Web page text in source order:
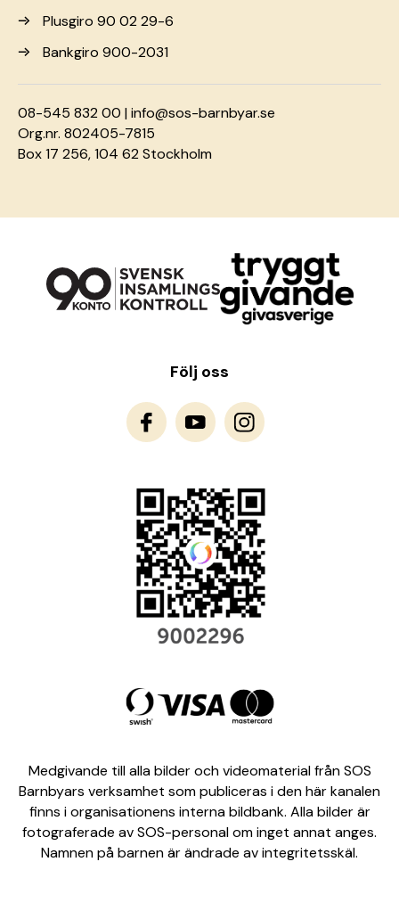
Plusgiro 90 02 29-6
Bankgiro 900-2031
08-545 832 00 |info@sos-barnbyar.se
Org.nr. 802405-7815
Box 17 256, 104 62 Stockholm
Följ oss
Medgivande till alla bilder och videomaterial från SOS
Barnbyars verksamhet som publiceras i den här kanalen
finns i organisationens interna bildbank. Alla bilder är
fotograferade av SOS-personal om inget annat anges.
Namnen på barnen är ändrade av integritetsskäl.